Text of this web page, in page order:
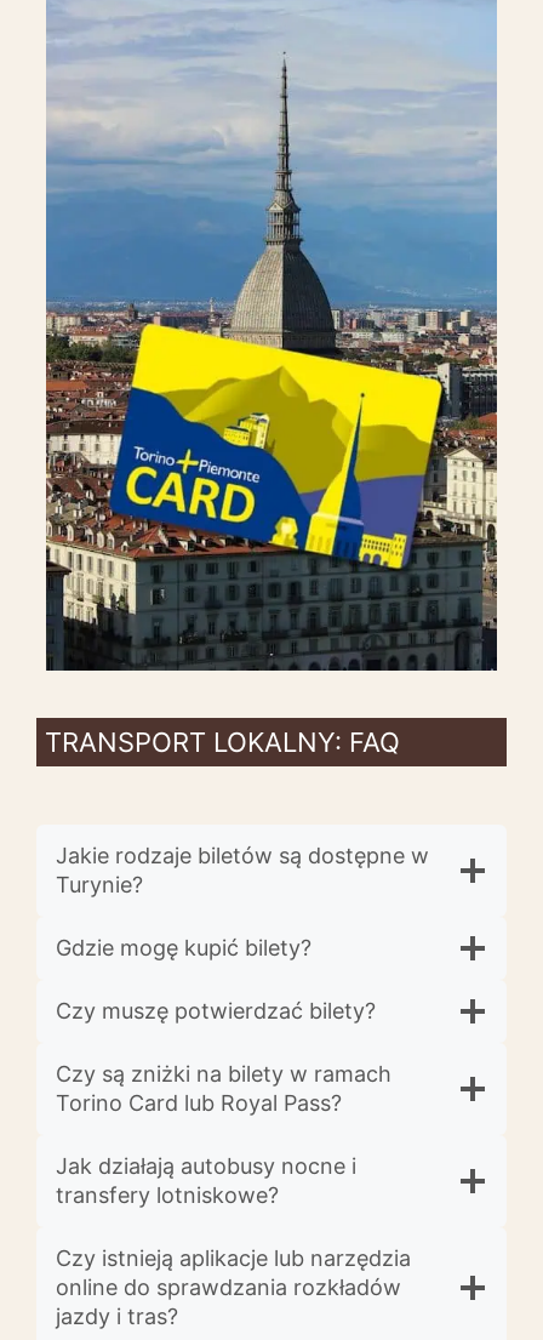
TRANSPORT LOKALNY: FAQ
Jakie rodzaje biletów są dostępne w
Turynie?
Gdzie mogę kupić bilety?
Czy muszę potwierdzać bilety?
Czy są zniżki na bilety w ramach
Torino Card lub Royal Pass?
Jak działają autobusy nocne i
transfery lotniskowe?
Czy istnieją aplikacje lub narzędzia
online do sprawdzania rozkładów
jazdy i tras?